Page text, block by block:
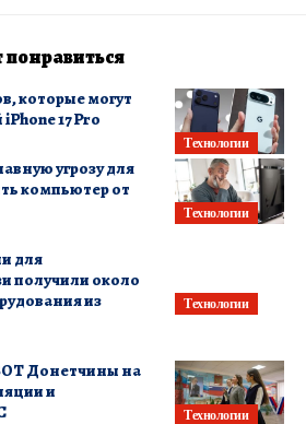
Технологии
которые могут
17 Pro
Технологии
угрозу для
компьютер от
Технологии
для
получили около
из
Технологии
Донетчины на
и